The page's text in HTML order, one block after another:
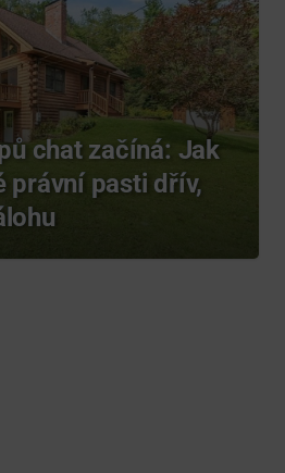
chat začíná: Jak
právní pasti dřív,